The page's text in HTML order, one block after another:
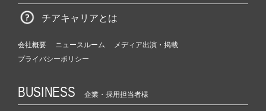
チアキャリアとは
会社概要 ニュースルーム
メディア出演・掲載
プライバシーポリシー
BUSINESS 企業・採用担当者様